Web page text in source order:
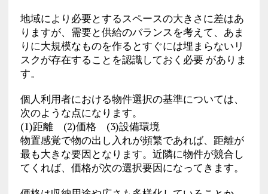
地域により必要とするスペースの大きさに差はあ
りますが、需要と供給のバランスを考えて、あま
りに大規模なものを作るとすぐには埋まらないリ
スクが存在することを認識しておく必要 がありま
す。
個人利用者における物件選択の基準については、
次のような点になります。
(1)距離 (2)価格 (3)設備環境
物置感覚で物の出し入れが頻繁であれば、距離が
最も大きな要因となります。近隣に物件が競合し
てくれば、価格が次の選択要因になってきます。